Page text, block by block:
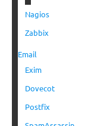
Nagios
Zabbix
Email
Exim
Dovecot
Postfix